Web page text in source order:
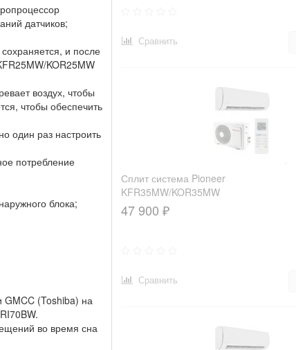
датчиков;
и после
KOR25MW
воздух, чтобы
чтобы обеспечить
один раз настроить
потребление
блока;
GMCC (Toshiba) на
во время сна
Сравнить
Сплит система Pioneer
KFR35MW/KOR35MW
47 900 ₽
Сравнить